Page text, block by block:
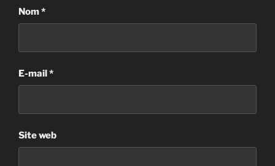
Nom*
E-mail*
Site web